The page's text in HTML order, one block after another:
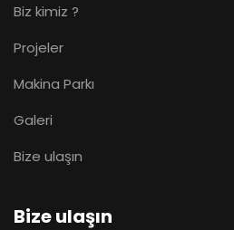
Biz kimiz ?
Projeler
Makina Parkı
Galeri
Bize ulaşın
Bize ulaşın